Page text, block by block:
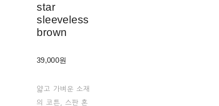
star
sleeveless
brown
39,000원
얇고 가벼운 소재
의 코튼, 스판 혼